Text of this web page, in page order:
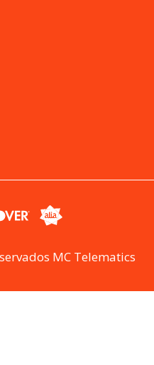
MC Telematics